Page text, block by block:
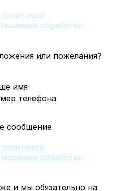
политикой
обработки
или пожелания?
имя
телефона
сообщение
политикой
обработки
и мы обязательно на